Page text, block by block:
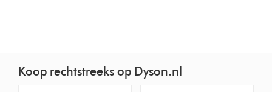
Koop rechtstreeks op Dyson.nl